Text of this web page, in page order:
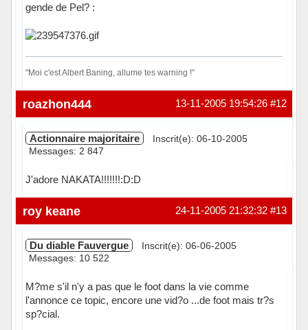
gende de Pel? :
"Moi c'est Albert Baning, allume tes warning !"
Hors ligne #12
13-11-2005 19:54:26
roazhon444
Actionnaire majoritaire
Inscrit(e): 06-10-2005
Messages: 2 847
J'adore NAKATA!!!!!!!:D:D
Hors ligne #13
24-11-2005 21:32:32
roy keane
Du diable Fauvergue
Inscrit(e): 06-06-2005
Messages: 10 522
M?me s'il n'y a pas que le foot dans la vie comme
l'annonce ce topic, encore une vid?o ...de foot mais tr?s
sp?cial.